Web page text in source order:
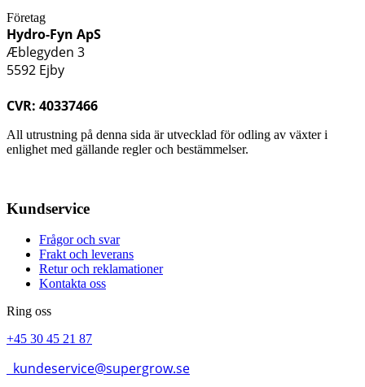
Företag
Hydro-Fyn ApS
Æblegyden 3
5592 Ejby
CVR: 40337466
All utrustning på denna sida är utvecklad för odling av växter i
enlighet med gällande regler och bestämmelser.
Kundservice
Frågor och svar
Frakt och leverans
Retur och reklamationer
Kontakta oss
Ring oss
+45 30 45 21 87
kundeservice@supergrow.se